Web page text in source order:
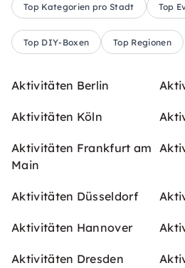
Top Kategorien pro Stadt Top
Top DIY-Boxen Top Regionen
Aktivitäten Berlin
Aktivitäten Köln
Aktivitäten Frankfurt am
Main
Aktivitäten Düsseldorf
Aktivitäten Hannover
Aktivitäten Dresden